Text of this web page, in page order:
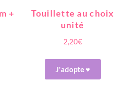
+
Touillette au choix
unité
2,20€
J'adopte ♥